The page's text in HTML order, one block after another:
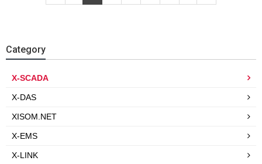
Category
X-SCADA
X-DAS
XISOM.NET
X-EMS
X-LINK